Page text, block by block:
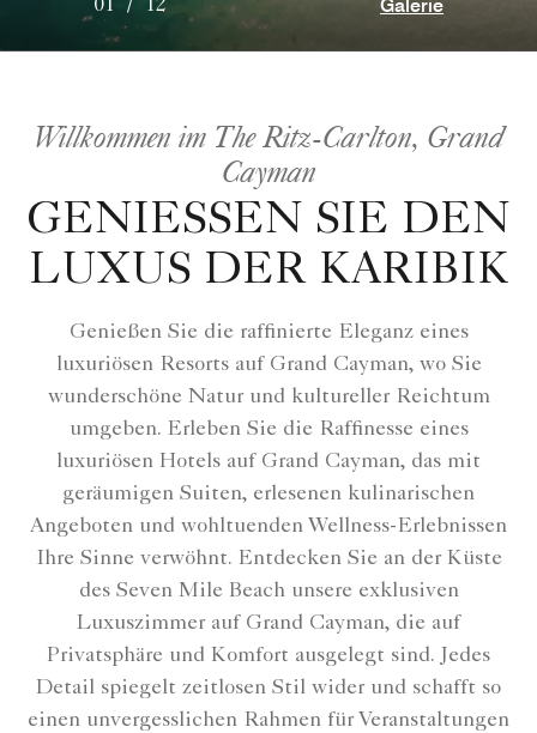
01 / 12 Galerie
Willkommen im The Ritz-Carlton, Grand
Cayman
GENIESSEN SIE DEN L
UXUS DER KARIBIK
Genießen Sie die raffinierte Eleganz eines
luxuriösen Resorts auf Grand Cayman, wo Sie
wunderschöne Natur und kultureller Reichtum
umgeben. Erleben Sie die Raffinesse eines
luxuriösen Hotels auf Grand Cayman, das mit
geräumigen Suiten, erlesenen kulinarischen
Angeboten und wohltuenden Wellness-Erlebnissen
Ihre Sinne verwöhnt. Entdecken Sie an der Küste
des Seven Mile Beach unsere exklusiven
Luxuszimmer auf Grand Cayman, die auf
Privatsphäre und Komfort ausgelegt sind. Jedes
Detail spiegelt zeitlosen Stil wider und schafft so
einen unvergesslichen Rahmen für Veranstaltungen